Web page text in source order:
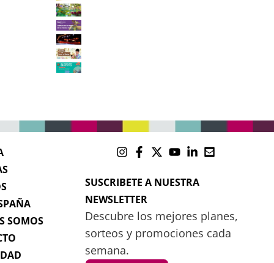
SOMOS
SUSCRIBETE A NUESTRA
NEWSLETTER
Descubre los mejores planes,
sorteos y promociones cada
semana.